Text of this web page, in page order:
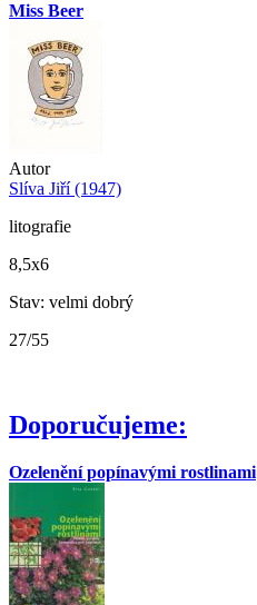
Miss Beer
Autor
Slíva Jiří (1947)
litografie
8,5x6
Stav: velmi dobrý
27/55
Doporučujeme:
Ozelenění popínavými rostlinami